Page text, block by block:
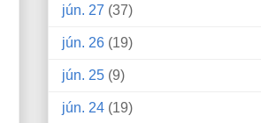
jún. 27 (37)
jún. 26 (19)
jún. 25 (9)
jún. 24 (19)